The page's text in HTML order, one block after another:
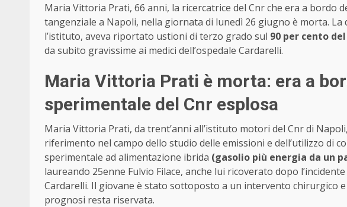
Maria Vittoria Prati, 66 anni, la ricercatrice del Cnr che era a bordo
tangenziale a Napoli, nella giornata di lunedì 26 giugno è morta.
l’istituto, aveva riportato ustioni di terzo grado sul 90 per cento
da subito gravissime ai medici dell’ospedale Cardarelli.
Maria Vittoria Prati è morta: era a
sperimentale del Cnr esplosa
Maria Vittoria Prati, da trent’anni all’istituto motori del Cnr di
riferimento nel campo dello studio delle emissioni e dell’utilizzo di
sperimentale ad alimentazione ibrida (gasolio più energia da un
laureando 25enne Fulvio Filace, anche lui ricoverato dopo
Cardarelli. Il giovane è stato sottoposto a un intervento chirurgico
prognosi resta riservata.